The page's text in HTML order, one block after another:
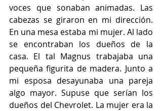
voces que sonaban animadas. Las
cabezas se giraron en mi dirección.
En una mesa estaba mi mujer. Al lado
se encontraban los dueños de la
casa. El tal Magnus trabajaba una
pequeña figurita de madera. Junto a
mi esposa desayunaba una pareja
algo mayor. Supuse que serían los
dueños del Chevrolet. La mujer era la